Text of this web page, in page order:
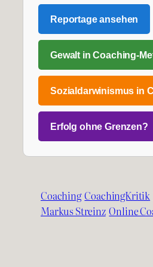
Reportage ansehen
Gewalt in Coaching-
Sozialdarwinismus in
Erfolg ohne Grenzen?
Coaching CoachingKritik
Markus Streinz Online